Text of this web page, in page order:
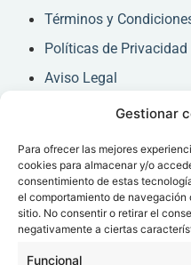
Gestionar
Para ofrecer las mejores
cookies para almacenar y/o
consentimiento de estas
el comportamiento de
sitio. No consentir o retirar el
negativamente a ciertas
Funcional
Términos y
Políticas de Privacidad
Aviso Legal
Consentimiento
Carta de Derechos y
Acceso pacientes